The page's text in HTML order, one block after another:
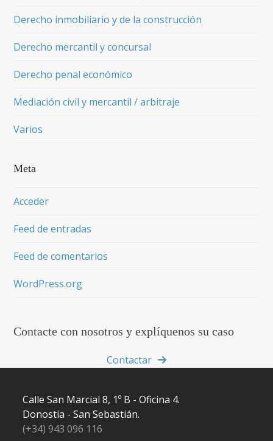
Derecho inmobiliario y de la construcción
Derecho mercantil y concursal
Derecho penal económico
Mediación civil y mercantil / arbitraje
Varios
Meta
Acceder
Feed de entradas
Feed de comentarios
WordPress.org
Contacte con nosotros y explíquenos su caso
Contactar
Calle San Marcial 8, 1º B - Oficina 4.
Donostia - San Sebastián.
(+34) 943 096 116